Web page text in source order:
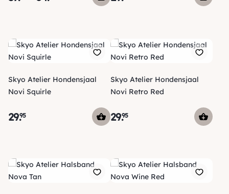
Skyo Atelier Hondensjaal
Novi Squirle
29.95
Skyo Atelier Hondensjaal
Novi Retro Red
29.95